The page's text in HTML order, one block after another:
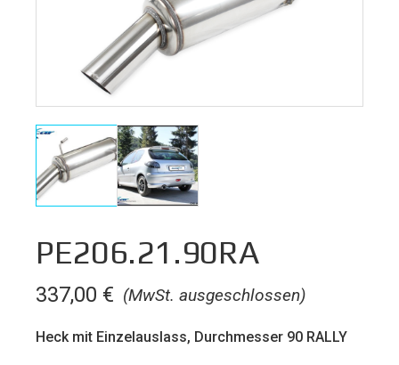
PE206.21.90RA
(MwSt. ausgeschlossen)
337,00 €
Heck mit Einzelauslass, Durchmesser 90 RALLY